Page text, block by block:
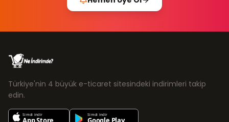
Türkiye'nin 4 büyük e-ticaret sitesindeki indirimleri takip
edin.